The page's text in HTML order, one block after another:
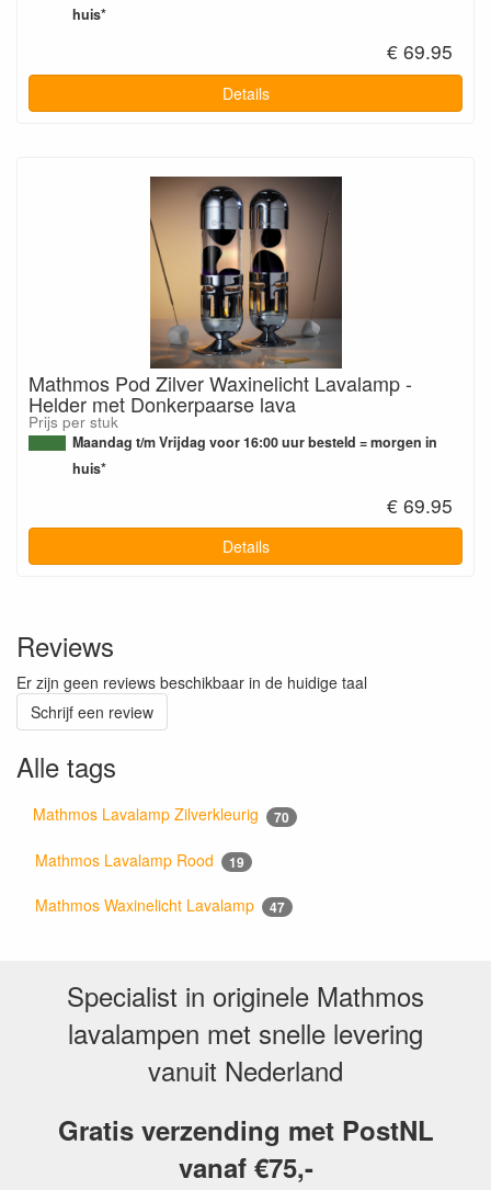
huis*
€ 69.95
Details
Mathmos Pod Zilver Waxinelicht Lavalamp -
Helder met Donkerpaarse lava
Prijs per stuk
Maandag t/m Vrijdag voor 16:00 uur besteld = morgen in
huis*
€ 69.95
Details
Reviews
Er zijn geen reviews beschikbaar in de huidige taal
Schrijf een review
Alle tags
Mathmos Lavalamp Zilverkleurig 70
Mathmos Lavalamp Rood 19
Mathmos Waxinelicht Lavalamp 47
Specialist in originele Mathmos
lavalampen met snelle levering
vanuit Nederland
Gratis verzending met PostNL
vanaf €75,-